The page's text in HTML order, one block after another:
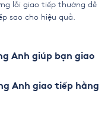
lỗi giao tiếp thường dễ
sao cho hiệu quả.
Anh giúp bạn giao
Anh giao tiếp hằng